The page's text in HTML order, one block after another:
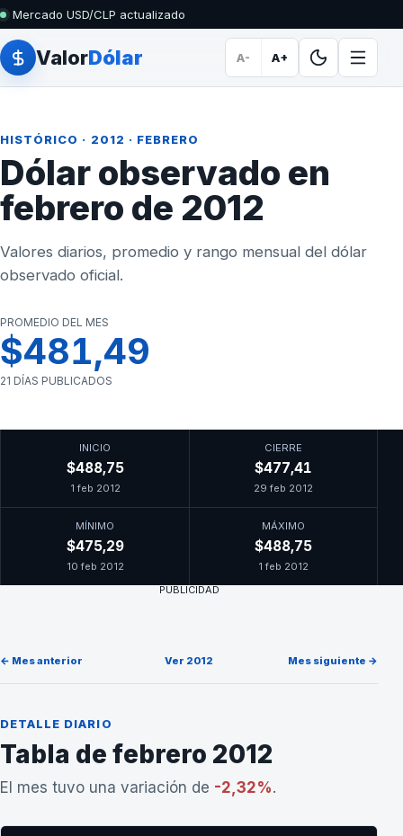
Mercado USD/CLP actualizado
ValorDólar A- A+
HISTÓRICO · 2012 · FEBRERO
Dólar observado en
febrero de 2012
Valores diarios, promedio y rango mensual del dólar
observado oficial.
PROMEDIO DEL MES
$481,49
21 DÍAS PUBLICADOS
INICIO
$488,75
1 feb 2012
CIERRE
$477,41
29 feb 2012
MÍNIMO
$475,29
10 feb 2012
MÁXIMO
$488,75
1 feb 2012
PUBLICIDAD
← Mes anterior Ver 2012 Mes siguiente →
DETALLE DIARIO
Tabla de febrero 2012
El mes tuvo una variación de -2,32%.